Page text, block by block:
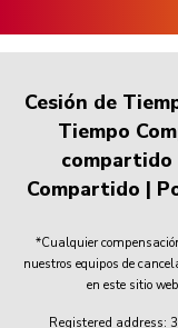
Cesión de
Tiempo
compartido
Compartido |
*Cualquier
nuestros equipos de
en este sitio
Registered address: